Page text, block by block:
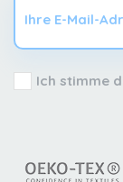
Ich stimme